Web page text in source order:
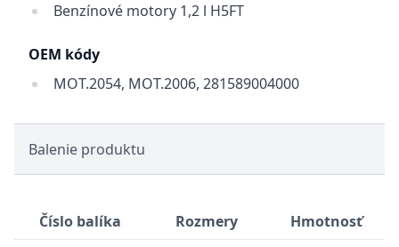
Benzínové motory 1,2 l H5FT
OEM kódy
MOT.2054, MOT.2006, 281589004000
Balenie produktu
Číslo balíka Rozmery
Hmotnosť